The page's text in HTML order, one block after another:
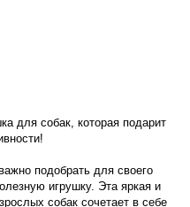
для собак, которая подарит
подобрать для своего
игрушку. Эта яркая и
собак сочетает в себе